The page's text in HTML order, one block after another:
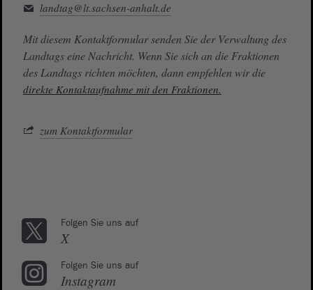
landtag@lt.sachsen-anhalt.de
Mit diesem Kontaktformular senden Sie der Verwaltung des
Landtags eine Nachricht. Wenn Sie sich an die Fraktionen
des Landtags richten möchten, dann empfehlen wir die
direkte Kontaktaufnahme mit den Fraktionen.
zum Kontaktformular
Folgen Sie uns auf
X
Folgen Sie uns auf
Instagram